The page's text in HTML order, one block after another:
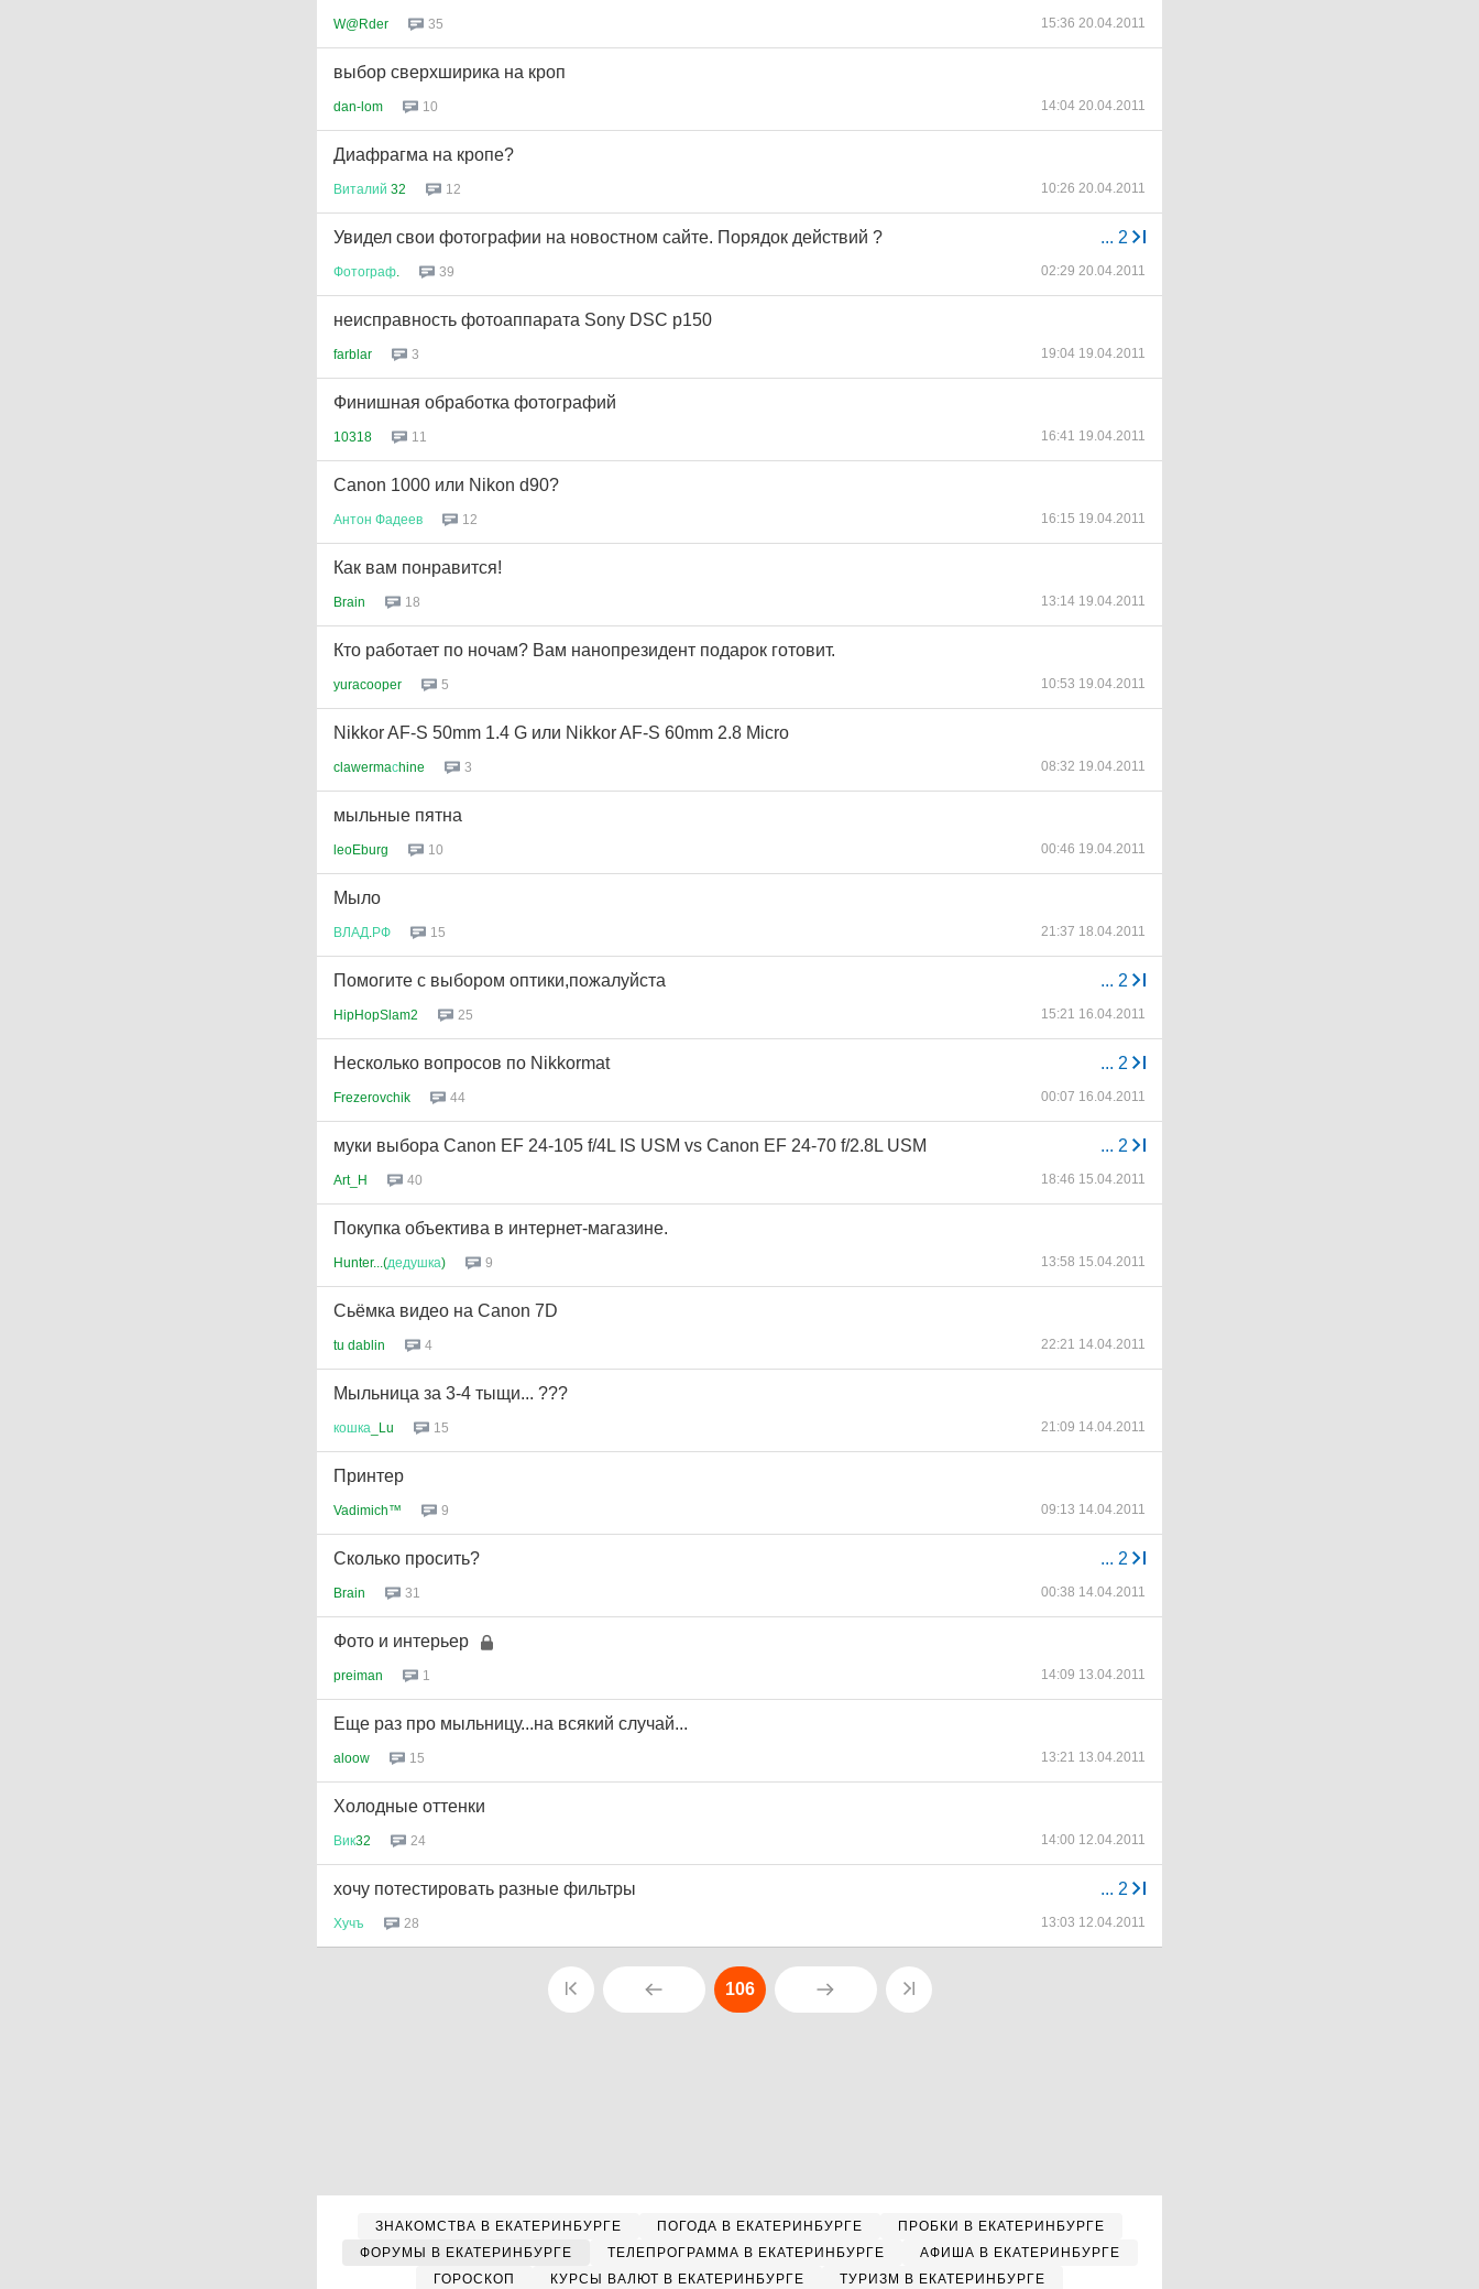
W@Rder 35 15:36 20.04.2011
выбор сверхширика на кроп
dan-lom 10 14:04 20.04.2011
Диафрагма на кропе?
Виталий 32 12 10:26 20.04.2011
... 2
Увидел свои фотографии на новостном сайте. Порядок действий ?
Фотограф 39 02:29 20.04.2011
неисправность фотоаппарата Sony DSC p150
farblar 3 19:04 19.04.2011
Финишная обработка фотографий
10318 11 16:41 19.04.2011
Canon 1000 или Nikon d90?
Антон Фадеев 12 16:15 19.04.2011
Как вам понравится!
Brain 18 13:14 19.04.2011
Кто работает по ночам? Вам нанопрезидент подарок готовит.
yuracooper 5 10:53 19.04.2011
Nikkor AF-S 50mm 1.4 G или Nikkor AF-S 60mm 2.8 Micro
clawermaсhine 3 08:32 19.04.2011
мыльные пятна
leoEburg 10 00:46 19.04.2011
Мыло
ВЛАД РФ 15 21:37 18.04.2011
... 2
Помогите с выбором оптики,пожалуйста
HipHopSlam2 25 15:21 16.04.2011
... 2
Несколько вопросов по Nikkormat
Frezerovchik 44 00:07 16.04.2011
... 2
муки выбора Canon EF 24-105 f/4L IS USM vs Canon EF 24-70 f/2.8L USM
Art_H 40 18:46 15.04.2011
Покупка объектива в интернет-магазине.
Hunter...(дедушка) 9 13:58 15.04.2011
Сьёмка видео на Canon 7D
tu dablin 4 22:21 14.04.2011
Мыльница за 3-4 тыщи... ???
кошка _Lu 15 21:09 14.04.2011
Принтер
Vadimich™ 9 09:13 14.04.2011
... 2
Сколько просить?
Brain 31 00:38 14.04.2011
Фото и интерьер
preiman 1 14:09 13.04.2011
Еще раз про мыльницу...на всякий случай...
aloow 15 13:21 13.04.2011
Холодные оттенки
Вик32 24 14:00 12.04.2011
... 2
хочу потестировать разные фильтры
Хучъ 28 13:03 12.04.2011
106
ЗНАКОМСТВА В ЕКАТЕРИНБУРГЕ ПОГОДА В ЕКАТЕРИНБУРГЕ
ПРОБКИ В ЕКАТЕРИНБУРГЕ
ФОРУМЫ В ЕКАТЕРИНБУРГЕ
ТЕЛЕПРОГРАММА В ЕКАТЕРИНБУРГЕ
АФИША В ЕКАТЕРИНБУРГЕ
ГОРОСКОП
КУРСЫ ВАЛЮТ В ЕКАТЕРИНБУРГЕ ТУРИЗМ В ЕКАТЕРИНБУРГЕ